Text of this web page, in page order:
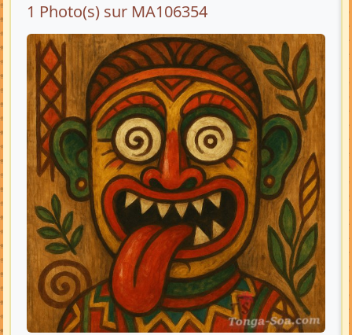
1 Photo(s) sur MA106354